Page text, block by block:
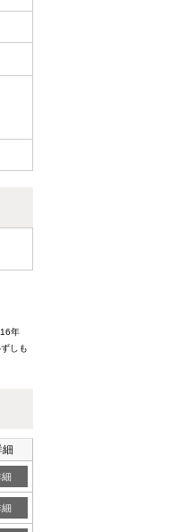
年
しも
細